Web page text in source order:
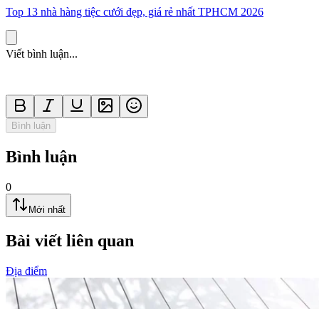
Top 13 nhà hàng tiệc cưới đẹp, giá rẻ nhất TPHCM 2026
Viết bình luận...
Bình luận
Bình luận
0
Mới nhất
Bài viết liên quan
Địa điểm